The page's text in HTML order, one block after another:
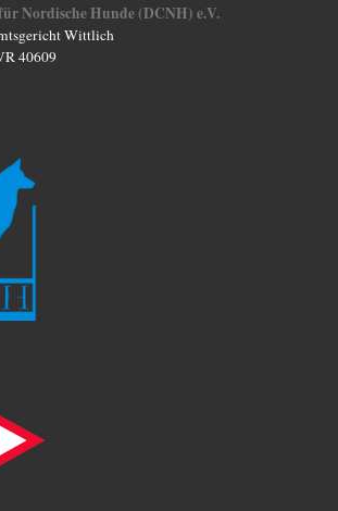
Nordische Hunde (DCNH) e.V.
Wittlich
40609